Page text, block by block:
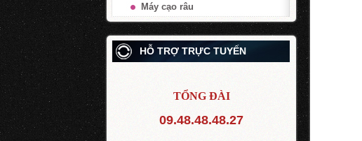
Máy cạo râu
HỖ TRỢ TRỰC TUYẾN
TỔNG ĐÀI
09.48.48.48.27